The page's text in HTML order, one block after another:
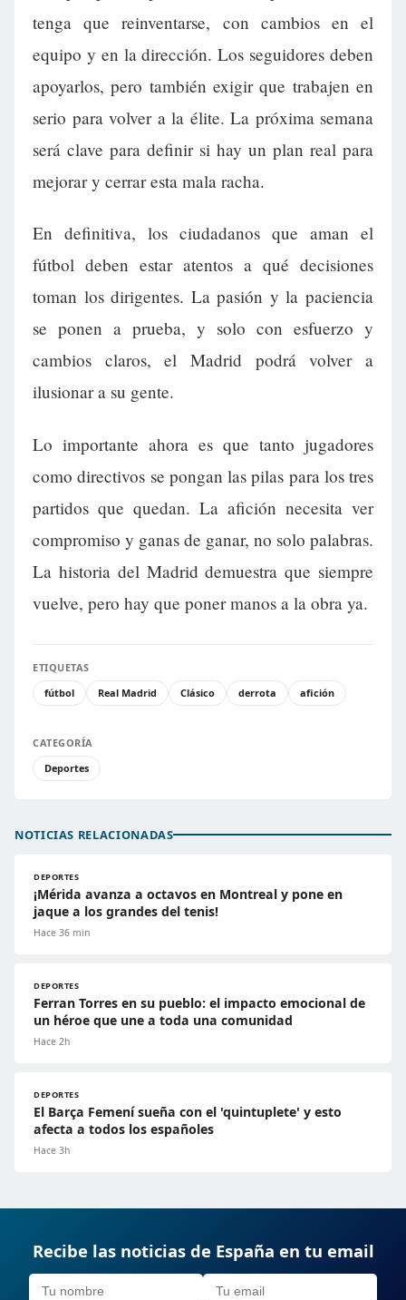
tenga que reinventarse, con cambios en el
equipo y en la dirección. Los seguidores deben
apoyarlos, pero también exigir que trabajen en
serio para volver a la élite. La próxima semana
será clave para definir si hay un plan real para
mejorar y cerrar esta mala racha.
En definitiva, los ciudadanos que aman el
fútbol deben estar atentos a qué decisiones
toman los dirigentes. La pasión y la paciencia
se ponen a prueba, y solo con esfuerzo y
cambios claros, el Madrid podrá volver a
ilusionar a su gente.
Lo importante ahora es que tanto jugadores
como directivos se pongan las pilas para los tres
partidos que quedan. La afición necesita ver
compromiso y ganas de ganar, no solo palabras.
La historia del Madrid demuestra que siempre
vuelve, pero hay que poner manos a la obra ya.
ETIQUETAS
fútbol
Real Madrid Clásico derrota afición
CATEGORÍA
Deportes
NOTICIAS RELACIONADAS
DEPORTES
¡Mérida avanza a octavos en Montreal y pone en
jaque a los grandes del tenis!
Hace 36 min
DEPORTES
Ferran Torres en su pueblo: el impacto emocional de
un héroe que une a toda una comunidad
Hace 2h
DEPORTES
El Barça Femení sueña con el 'quintuplete' y esto
afecta a todos los españoles
Hace 3h
Recibe las noticias de España en tu email